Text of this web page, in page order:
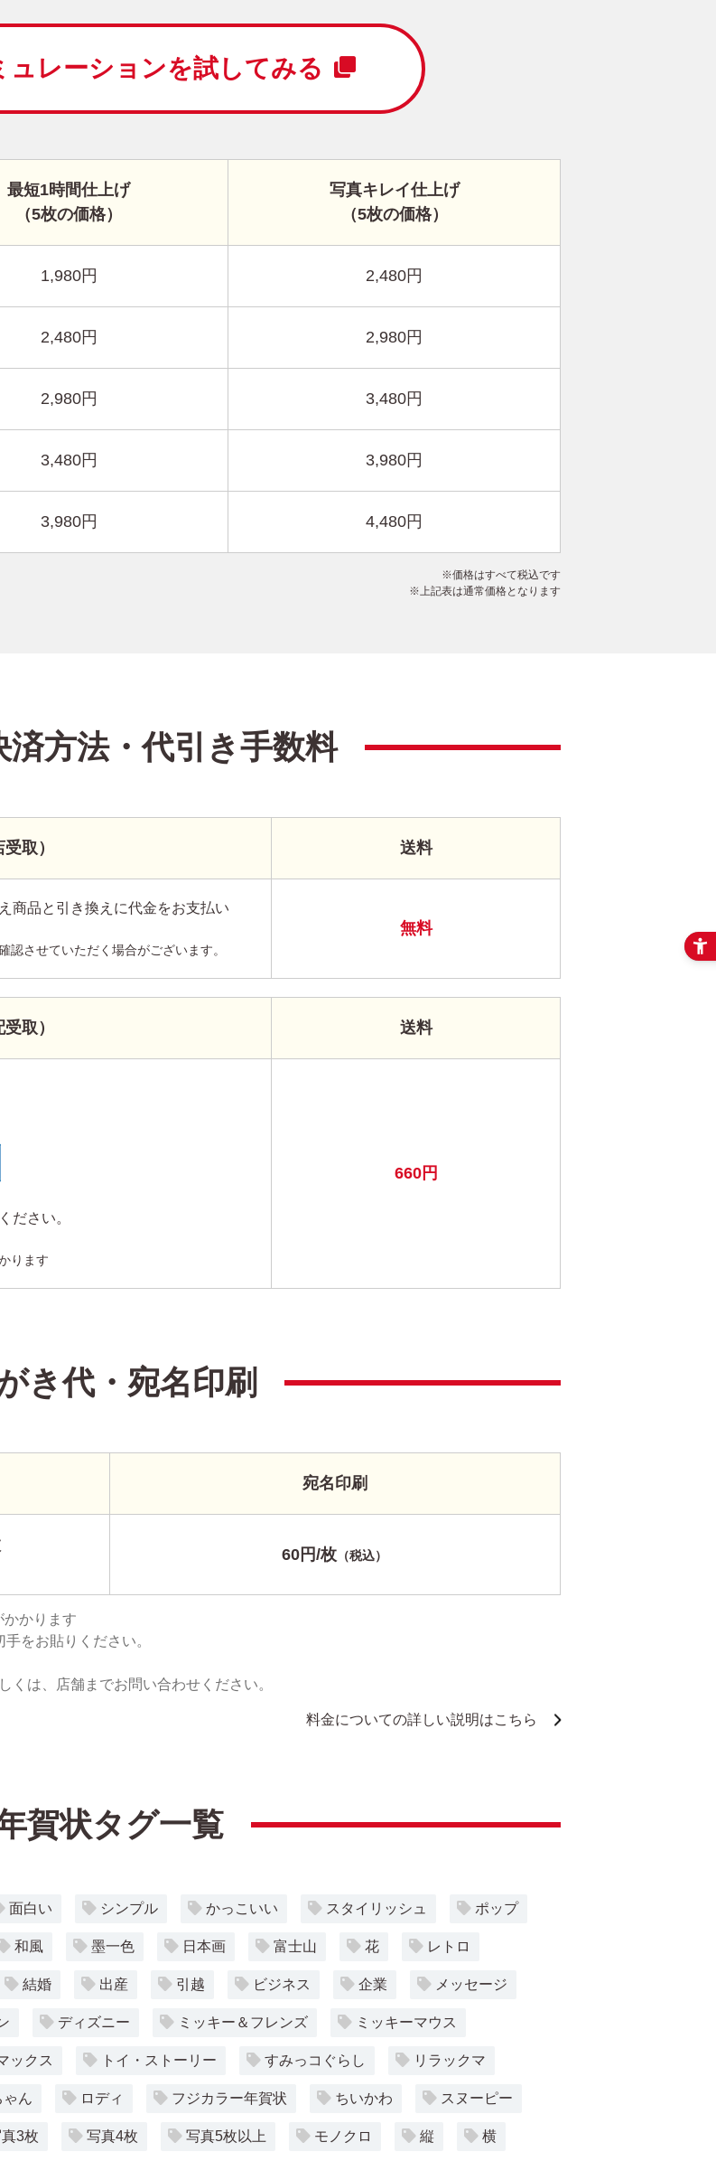
縦
ュレーションを試してみる
最短1時間仕上げ
（5枚の価格）
写真キレイ仕上げ
（5枚の価格）
1,980円 2,480円
2,480円 2,980円
2,980円 3,480円
3,480円 3,980円
3,980円 4,480円
価格はすべて税込です
上記表は通常価格となります
済方法・代引き手数料
取）
商品と引き換えに代金をお支払い
させていただく場合がございます。
送料
無料
取）
ださい。
ります
送料
660円
き代・宛名印刷
宛名印刷
60円/枚 （税込）
かかります
をお貼りください。
は、店舗までお問い合わせください。
料金についての詳しい説明はこちら
賀状タグ一覧
面白い シンプル かっこいい スタイリッシュ ポップ
和風 墨一色 日本画 富士山 花 レトロ
結婚 出産 引越 ビジネス 企業 メッセージ
ディズニー ミッキー＆フレンズ ミッキーマウス
ックス トイ・ストーリー すみっコぐらし リラックマ
ゃん ロディ フジカラー年賀状 ちいかわ スヌーピー
3枚 写真4枚 写真5枚以上 モノクロ 縦 横